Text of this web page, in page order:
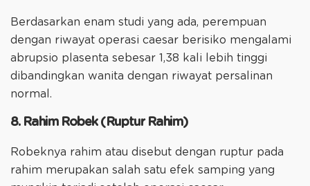
Berdasarkan enam studi yang ada, perempuan
dengan riwayat operasi caesar berisiko mengalami
abrupsio plasenta sebesar 1,38 kali lebih tinggi
dibandingkan wanita dengan riwayat persalinan
normal.
8. Rahim Robek (Ruptur Rahim)
Robeknya rahim atau disebut dengan ruptur pada
rahim merupakan salah satu efek samping yang